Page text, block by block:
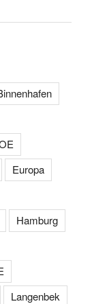
Europa
Hamburg
Langenbek